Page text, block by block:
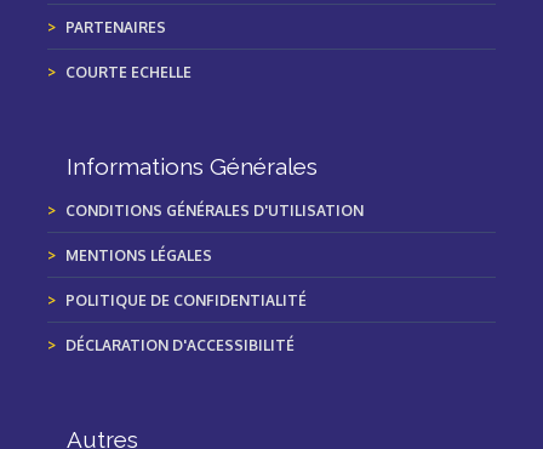
PARTENAIRES
COURTE ECHELLE
Informations Générales
CONDITIONS GÉNÉRALES D'UTILISATION
MENTIONS LÉGALES
POLITIQUE DE CONFIDENTIALITÉ
DÉCLARATION D'ACCESSIBILITÉ
Autres